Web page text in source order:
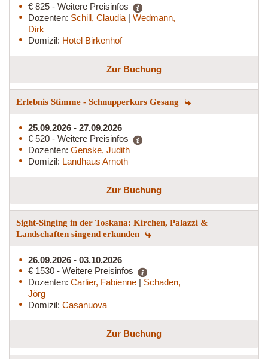
€ 825 - Weitere Preisinfos
Dozenten: Schill, Claudia | Wedmann,
Dirk
Domizil: Hotel Birkenhof
Zur Buchung
Erlebnis Stimme - Schnupperkurs Gesang
25.09.2026 - 27.09.2026
€ 520 - Weitere Preisinfos
Dozenten: Genske, Judith
Domizil: Landhaus Arnoth
Zur Buchung
Sight-Singing in der Toskana: Kirchen, Palazzi &
Landschaften singend erkunden
26.09.2026 - 03.10.2026
€ 1530 - Weitere Preisinfos
Dozenten: Carlier, Fabienne | Schaden,
Jörg
Domizil: Casanuova
Zur Buchung